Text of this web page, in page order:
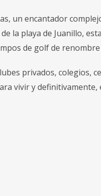
un encantador
la playa de Juanillo,
de golf de
privados, colegios,
vivir y